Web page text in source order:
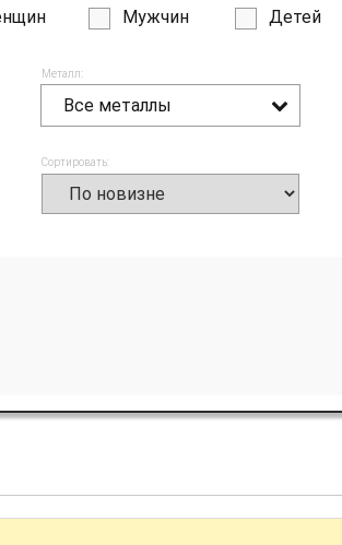
Мужчин Детей
Металл:
Все металлы
Сортировать: